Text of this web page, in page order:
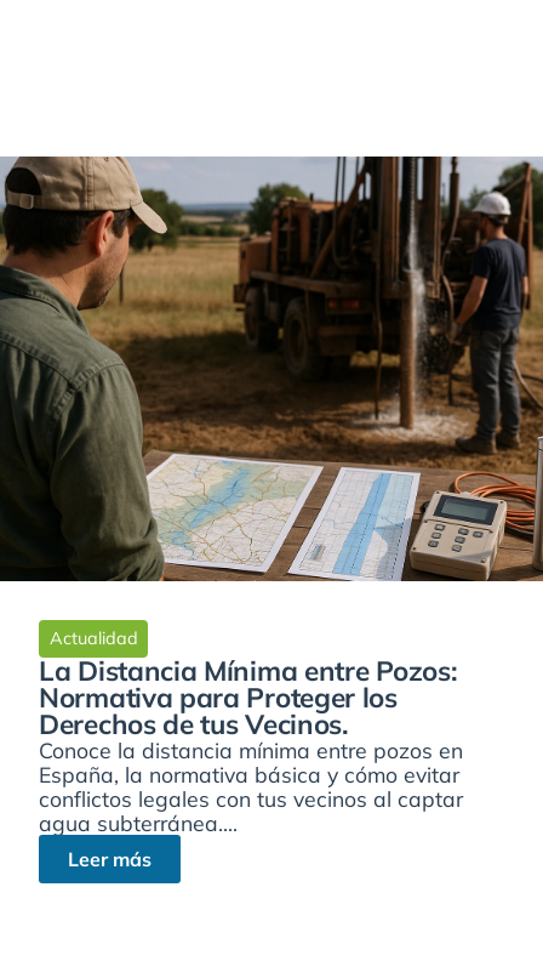
Actualidad
La Distancia Mínima entre Pozos:
Normativa para Proteger los
Derechos de tus Vecinos.
Conoce la distancia mínima entre pozos en
España, la normativa básica y cómo evitar
conflictos legales con tus vecinos al captar
agua subterránea....
Leer más